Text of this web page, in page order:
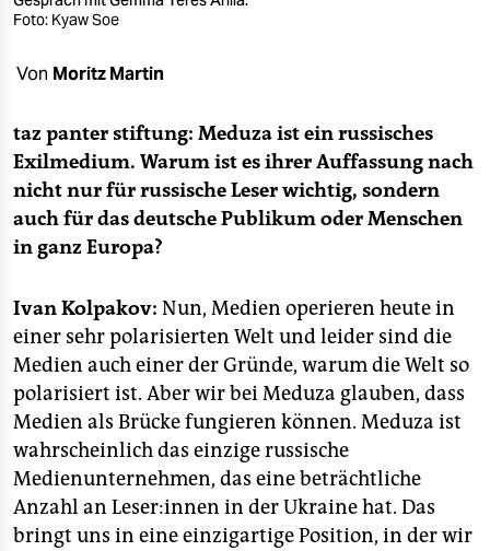
epaper login
Foto: Kyaw Soe
Von Moritz Martin
taz panter stiftung: Meduza ist ein russisches
Exilmedium. Warum ist es ihrer Auffassung nach
nicht nur für russische Leser wichtig, sondern
auch für das deutsche Publikum oder Menschen
in ganz Europa?
Ivan Kolpakov: Nun, Medien operieren heute in
einer sehr polarisierten Welt und leider sind die
Medien auch einer der Gründe, warum die Welt so
polarisiert ist. Aber wir bei Meduza glauben, dass
Medien als Brücke fungieren können. Meduza ist
wahrscheinlich das einzige russische
Medienunternehmen, das eine beträchtliche
Anzahl an Leser:innen in der Ukraine hat. Das
bringt uns in eine einzigartige Position, in der wir